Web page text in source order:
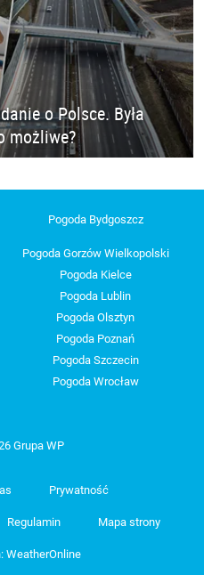
o Polsce. Była
możliwe?
Pogoda Bydgoszcz
Pogoda Gorzów Wielkopolski
Pogoda Kielce
Pogoda Lublin
Pogoda Olsztyn
Pogoda Poznań
Pogoda Szczecin
Pogoda Wrocław
Grupa WP
Prywatność
Regulamin Mapa strony
WeatherOnline